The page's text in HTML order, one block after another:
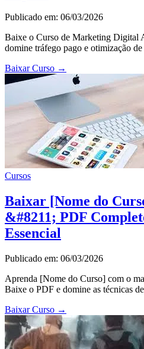
Publicado em: 06/03/2026
Baixe o Curso de Marketing Digital
domine tráfego pago e otimização
Baixar Curso →
Cursos
Baixar [Nome do
&#8211; PDF
Essencial
Publicado em: 06/03/2026
Aprenda [Nome do Curso] com o
Baixe o PDF e domine as técnicas
Baixar Curso →